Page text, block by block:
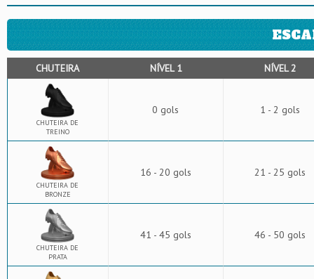
CHUTEIRA NÍVEL 1 NÍVEL 2
CHUTEIRA DE
TREINO
0 gols 1 - 2 gols
CHUTEIRA DE
BRONZE
16 - 20 gols 21 - 25 gols
CHUTEIRA DE
PRATA
41 - 45 gols 46 - 50 gols